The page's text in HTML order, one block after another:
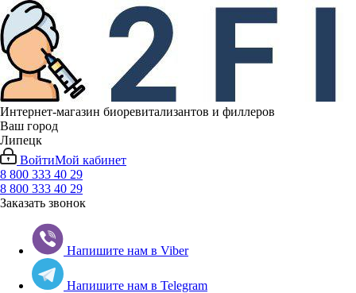
Интернет-магазин биоревитализантов и филлеров
Ваш город
Липецк
ВойтиМой кабинет
8 800 333 40 29
8 800 333 40 29
Заказать звонок
Напишите нам в Viber
Напишите нам в Telegram